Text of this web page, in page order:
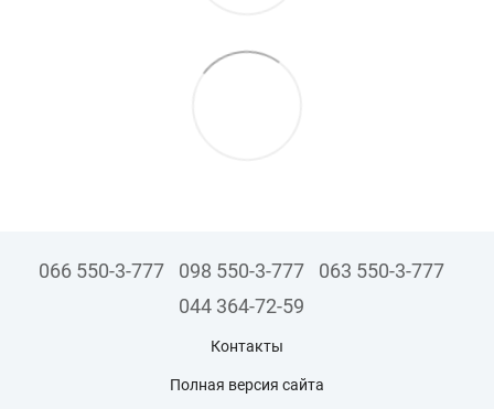
066 550-3-777 098 550-3-777
063 550-3-777
044 364-72-59
Контакты
Полная версия сайта